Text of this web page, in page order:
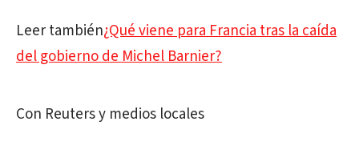
Leer también¿Qué viene para Francia tras la caída
del gobierno de Michel Barnier?
Con Reuters y medios locales